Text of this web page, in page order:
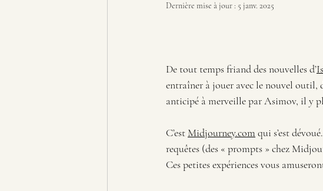
Dernière mise à jour : 5 janv. 2025
De tout temps friand des nouvelles d’
entraîner à jouer avec le nouvel outil,
anticipé à merveille par Asimov, il y
C’est Midjourney.com qui s’est
requêtes (des « prompts » chez
Ces petites expériences vous